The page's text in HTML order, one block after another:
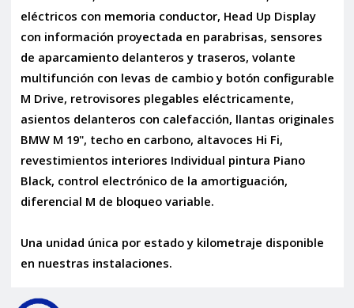
eléctricos con memoria conductor, Head Up Display
con información proyectada en parabrisas, sensores
de aparcamiento delanteros y traseros, volante
multifunción con levas de cambio y botón configurable
M Drive, retrovisores plegables eléctricamente,
asientos delanteros con calefacción, llantas originales
BMW M 19", techo en carbono, altavoces Hi Fi,
revestimientos interiores Individual pintura Piano
Black, control electrónico de la amortiguación,
diferencial M de bloqueo variable.
Una unidad única por estado y kilometraje disponible
en nuestras instalaciones.